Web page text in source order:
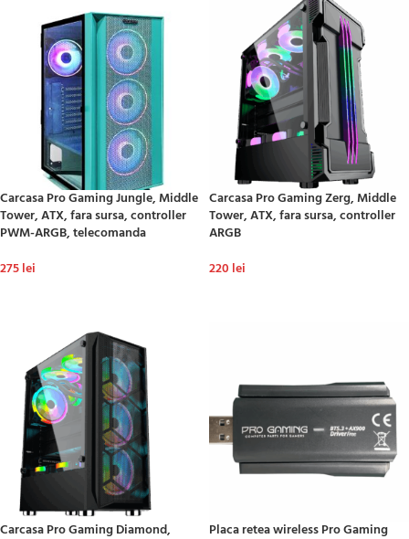
Carcasa Pro Gaming Jungle, Middle
Tower, ATX, fara sursa, controller
PWM-ARGB, telecomanda
275lei
Carcasa Pro Gaming Zerg, Middle
Tower, ATX, fara sursa, controller
ARGB
220 lei
Carcasa Pro Gaming Diamond,
Placa retea wireless Pro Gaming